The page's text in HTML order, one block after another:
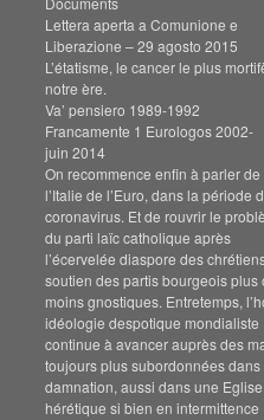
Lettera aperta a Comunione e
Liberazione – 29 agosto 2015
L’étatisme, le cancer le plus
notre ère.
Va’ pensiero 1989-1992
Francamente 1 Eurologos 2002-
juin 2014
On recommence enfin à parler de
l’Italie de l’Euro, dans la période
coronavirus. Et de rouvrir le
du parti laïc catholique après
l’écervelée diaspore des
soutien des partis bourgeois plus
moins gnostiques. Entretemps,
idéologie despotique mondialiste
continue à avancer auprès des
toujours plus subordonnées dans
damnation, aussi dans une Eglise
hérétique si bien en intermittence